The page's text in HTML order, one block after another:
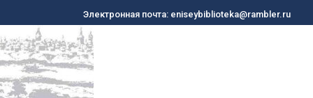
Электронная почта: eniseybiblioteka@rambler.ru
Электронная почта: eniseybiblioteka@rambler.ru
карта Электронный каталог